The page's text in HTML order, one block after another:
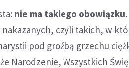
nie ma takiego obowiązku
czyli takich, w
pod groźbą grzechu
Narodzenie, Wszystkich